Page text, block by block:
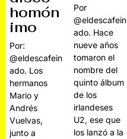
homón
imo
Por:
@eldescafein
ado. Los
hermanos
Mario y
Andrés
Vuelvas,
junto a
Por
@eldescafein
ado. Hace
nueve años
tomaron el
nombre del
quinto álbum
de los
irlandeses
U2, ese que
los lanzó a la